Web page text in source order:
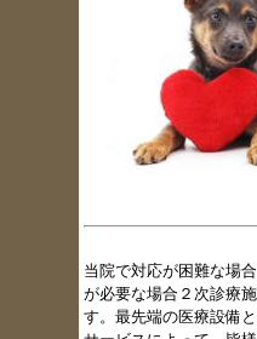
当院で対応が困難な場
が必要な場合２次診療
す。 最先端の医療設備